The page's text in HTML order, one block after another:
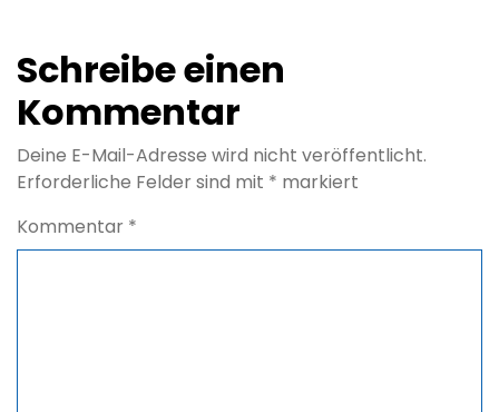
Schreibe einen
Kommentar
Deine E-Mail-Adresse wird nicht veröffentlicht.
Erforderliche Felder sind mit * markiert
Kommentar *